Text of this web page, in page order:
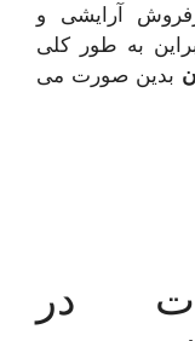
آرایشی و
به طور کلی
بدین صورت می
در